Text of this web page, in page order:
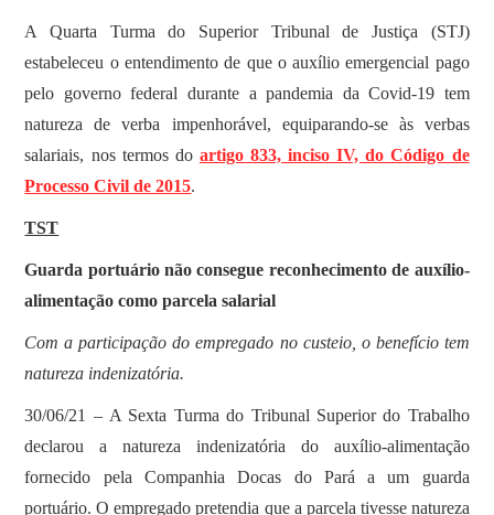
​A Quarta Turma do Superior Tribunal de Justiça (STJ)
estabeleceu o entendimento de que o auxílio emergencial pago
pelo governo federal durante a pandemia da Covid-19 tem
natureza de verba impenhorável, equiparando-se às verbas
salariais, nos termos do artigo 833, inciso IV, do Código de
Processo Civil de 2015.
TST
Guarda portuário não consegue reconhecimento de auxílio-
alimentação como parcela salarial
Com a participação do empregado no custeio, o benefício tem
natureza indenizatória.
30/06/21 – A Sexta Turma do Tribunal Superior do Trabalho
declarou a natureza indenizatória do auxílio-alimentação
fornecido pela Companhia Docas do Pará a um guarda
portuário. O empregado pretendia que a parcela tivesse natureza